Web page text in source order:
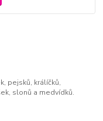
pejsků, králíčků,
slonů a medvídků.